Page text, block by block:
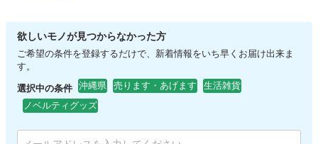
欲しいモノが見つからなかった方
ご希望の条件を登録するだけで、新着情報をいち早くお届け出来ま
す。
選択中の条件 沖縄県 売ります・あげます
生活雑貨
ノベルティグッズ